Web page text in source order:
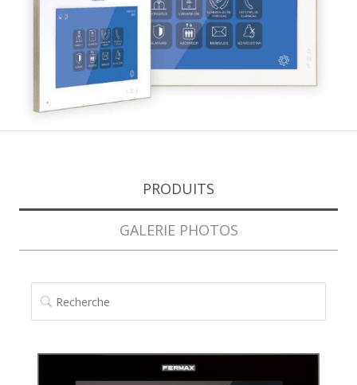
PRODUITS
GALERIE PHOTOS
RECHERCHE